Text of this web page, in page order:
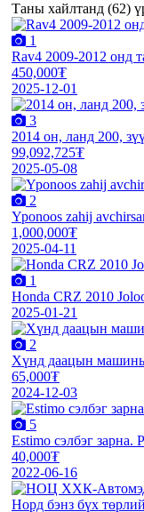
Таны хайлтанд (62)
1
Rav4 2009-2012 онд
450,000₮
2025-12-01
3
2014 он, ланд 200,
99,092,725₮
2025-05-08
2
Yponoos zahij
1,000,000₮
2025-04-11
1
Honda CRZ 2010
2025-01-21
2
Хүнд даацын машины
65,000₮
2024-12-03
5
Estimo сэлбэг зарна.
40,000₮
2022-06-16